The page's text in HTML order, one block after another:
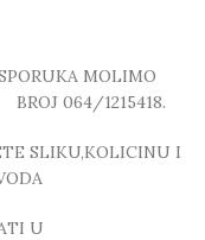
MOLIMO
064/1215418.
SLIKU,KOLICINU I
U